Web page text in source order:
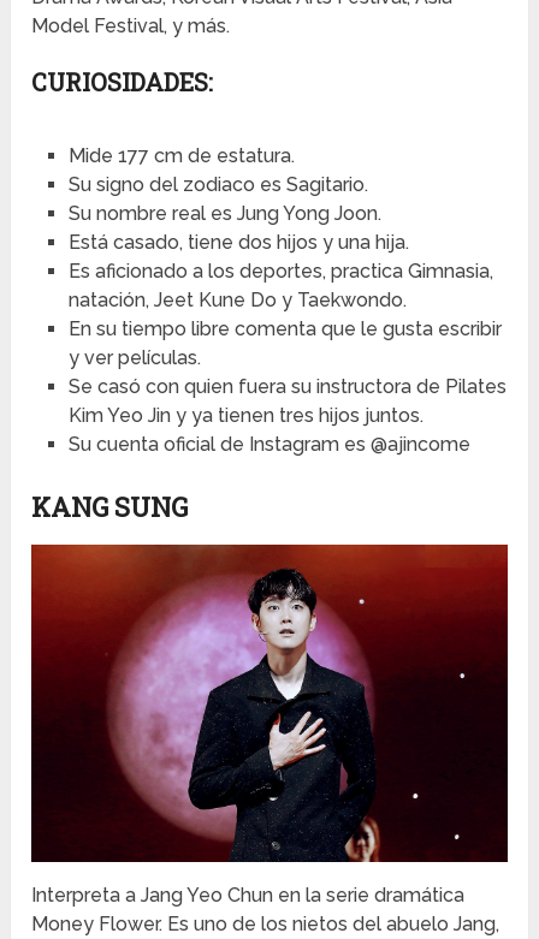
Model Festival, y más.
CURIOSIDADES:
Mide 177 cm de estatura.
Su signo del zodiaco es Sagitario.
Su nombre real es Jung Yong Joon.
Está casado, tiene dos hijos y una hija.
Es aficionado a los deportes, practica Gimnasia,
natación, Jeet Kune Do y Taekwondo.
En su tiempo libre comenta que le gusta escribir
y ver películas.
Se casó con quien fuera su instructora de Pilates
Kim Yeo Jin y ya tienen tres hijos juntos.
Su cuenta oficial de Instagram es @ajincome
KANG SUNG
Interpreta a Jang Yeo Chun en la serie dramática
Money Flower. Es uno de los nietos del abuelo Jang,